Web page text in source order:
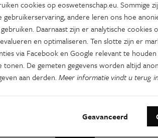
cookies op eoswetenschap.eu. Sommige
gebruikerservaring, andere leren ons hoe
Daarnaast zijn er analytische cookies
en optimaliseren. Ten slotte zijn er
via Facebook en Google relevant te
tonen. De gemeten gegevens worden altijd
aan derden.Meer informatie vindt u terug
Geavanceerd